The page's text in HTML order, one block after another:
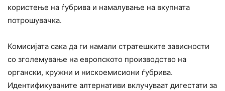
користење на ѓубрива и намалување на вкупната
потрошувачка.
Комисијата сака да ги намали стратешките зависности
со зголемување на европското производство на
органски, кружни и нискоемисиони ѓубрива.
Идентификуваните алтернативи вклучуваат дигестати за